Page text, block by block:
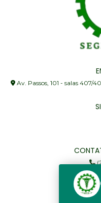
Av. Passos, 101 - salas 407/